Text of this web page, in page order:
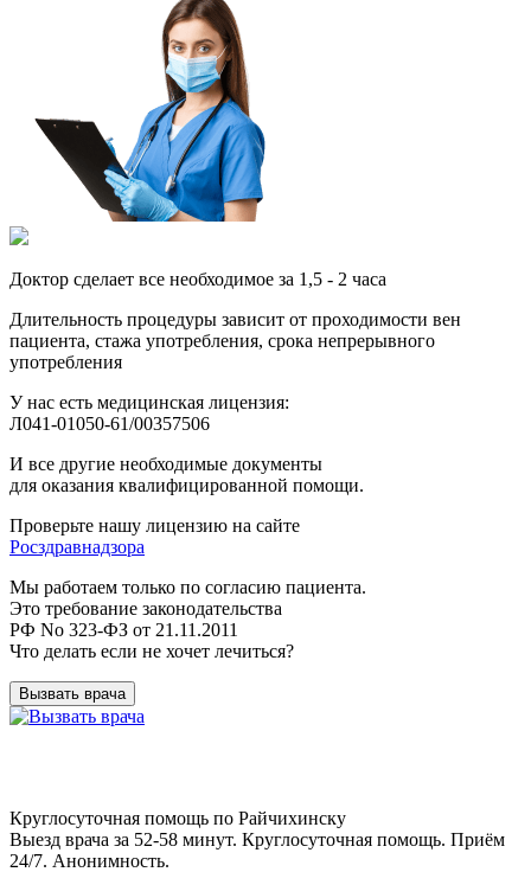
Доктор сделает все необходимое за 1,5 - 2 часа
Длительность процедуры зависит от проходимости вен
пациента, стажа употребления, срока непрерывного
употребления
У нас есть медицинская лицензия:
Л041-01050-61/00357506
И все другие необходимые документы
для оказания квалифицированной помощи.
Проверьте нашу лицензию на сайте
Росздравнадзора
Мы работаем только по согласию пациента.
Это требование законодательства
РФ No 323-ФЗ от 21.11.2011
Что делать если не хочет лечиться?
Вызвать врача
Круглосуточная помощь по Райчихинску
Выезд врача за 52-58 минут. Круглосуточная помощь. Приём
24/7. Анонимность.